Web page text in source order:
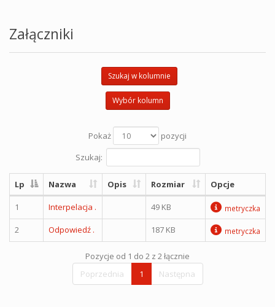
Załączniki
Szukaj w kolumnie
Wybór kolumn
Pokaż
pozycji
Szukaj:
Lp Nazwa Opis Rozmiar Opcje
1 Interpelacja . 49 KB metryczka
2 Odpowiedź . 187 KB metryczka
Pozycje od 1 do 2 z 2 łącznie
Poprzednia
1 Następna